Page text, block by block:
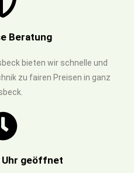
Beratung
bieten wir schnelle und
zu fairen Preisen in ganz
Uhr geöffnet